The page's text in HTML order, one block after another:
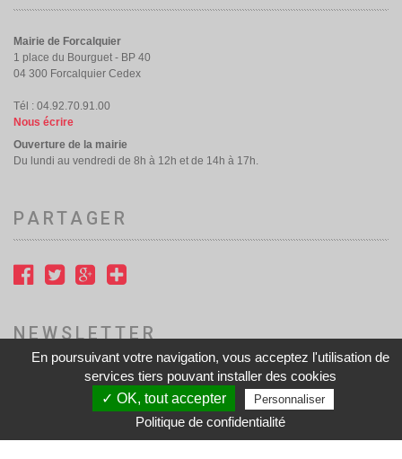
Mairie de Forcalquier
1 place du Bourguet - BP 40
04 300 Forcalquier Cedex
Tél : 04.92.70.91.00
Nous écrire
Ouverture de la mairie
Du lundi au vendredi de 8h à 12h et de 14h à 17h.
PARTAGER
NEWSLETTER
Accès à notre newsletter
En poursuivant votre navigation, vous acceptez l'utilisation de
services tiers pouvant installer des cookies
✓ OK, tout accepter
Personnaliser
Politique de confidentialité